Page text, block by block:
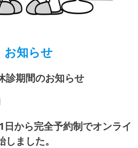
お知らせ
診期間のお知らせ
日から完全予約制でオンライ
ました。